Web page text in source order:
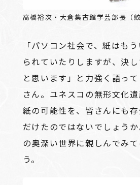
高橋裕次・大倉集古館学芸部長（
「パソコン社会で、紙はも
られていたりしますが、決
と思います」と力強く語っ
さん。ユネスコの無形文化
紙の可能性を、皆さんにも
だけたのではないでしょう
の奥深い世界に親しんでみ
う。